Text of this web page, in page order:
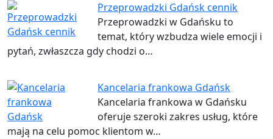
Przeprowadzki Gdańsk cennik
Przeprowadzki w Gdańsku to
temat, który wzbudza wiele emocji i
pytań, zwłaszcza gdy chodzi o…
Kancelaria frankowa Gdańsk
Kancelaria frankowa w Gdańsku
oferuje szeroki zakres usług, które
mają na celu pomoc klientom w…